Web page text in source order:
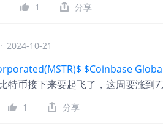
1 分享
· 2024-10-21
$Coinbase
特币接下来要起飞了，这周要涨到
1 分享